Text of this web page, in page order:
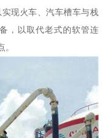
现火车、汽车槽车与栈
，以取代老式的软管连